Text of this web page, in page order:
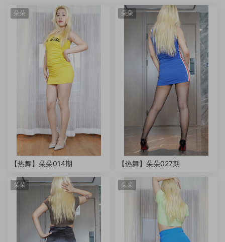
朵朵
【热舞】朵朵014期
朵朵
【热舞】朵朵027期
朵朵 朵朵